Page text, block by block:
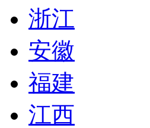
浙江
安徽
福建
江西